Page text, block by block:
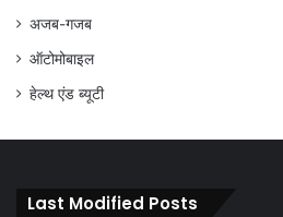
अजब-गजब
ऑटोमोबाइल
हेल्थ एंड ब्यूटी
Last Modified Posts